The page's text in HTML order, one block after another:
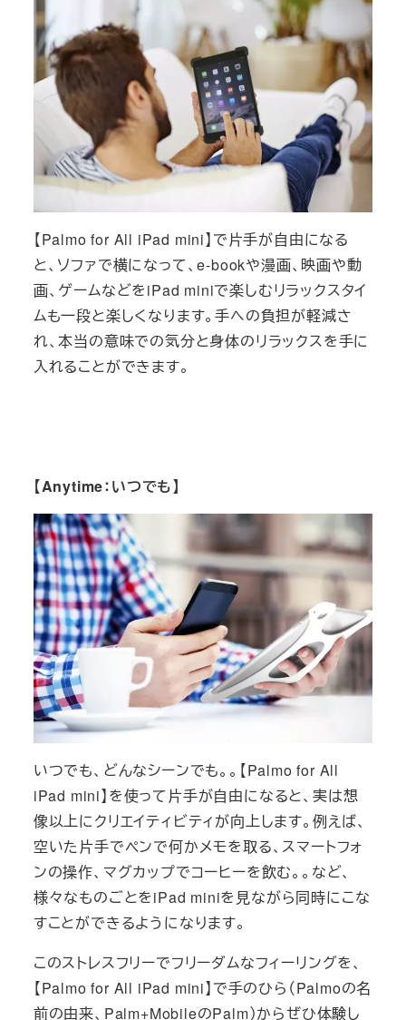
【Palmo for All iPad mini】で片手が自由になる
と、ソファで横になって、e-bookや漫画、映画や動
画、ゲームなどをiPad miniで楽しむリラックスタイ
ムも一段と楽しくなります。手への負担が軽減さ
れ、本当の意味での気分と身体のリラックスを手に
入れることができます。
【Anytime：いつでも】
いつでも、どんなシーンでも。。【Palmo for All
iPad mini】を使って片手が自由になると、実は想
像以上にクリエイティビティが向上します。例えば、
空いた片手でペンで何かメモを取る、スマートフォ
ンの操作、マグカップでコーヒーを飲む。。など、
様々なものごとをiPad miniを見ながら同時にこな
すことができるようになります。
このストレスフリーでフリーダムなフィーリングを、
【Palmo for All iPad mini】で手のひら（Palmoの名
前の由来、Palm+MobileのPalm）からぜひ体験し